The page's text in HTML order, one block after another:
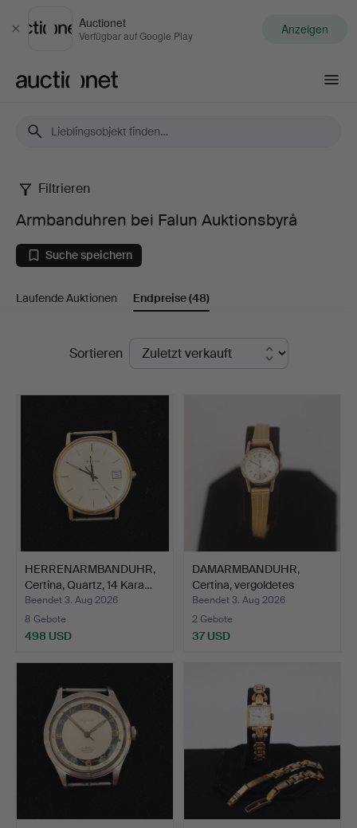
Schließen
Auctionet
Verfügbar auf Google Play Anzeigen
Armbanduhren
bei
Falun
Auktionsbyrå
Filtrieren
Armbanduhren bei Falun Auktionsbyrå
Suche speichern
Laufende Auktionen Endpreise(48)
EndpreiseSortieren
HERRENARMBANDUHR,
Certina, Quartz, 14 Kara…
Beendet 3. Aug 2026
8 Gebote
498 USD
DAMARMBANDUHR,
Certina, vergoldetes
Stahlg…
Beendet 3. Aug 2026
2 Gebote
37 USD